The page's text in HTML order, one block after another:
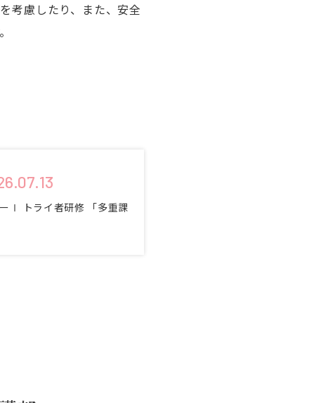
考慮したり、また、安全
Ⅰ トライ者研修 「多重課